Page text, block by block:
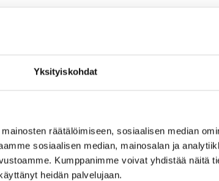
Yksityiskohdat
räätälöimiseen, sosiaalisen median
sosiaalisen median, mainosalan ja
Kumppanimme voivat yhdistää näitä
heidän palvelujaan.